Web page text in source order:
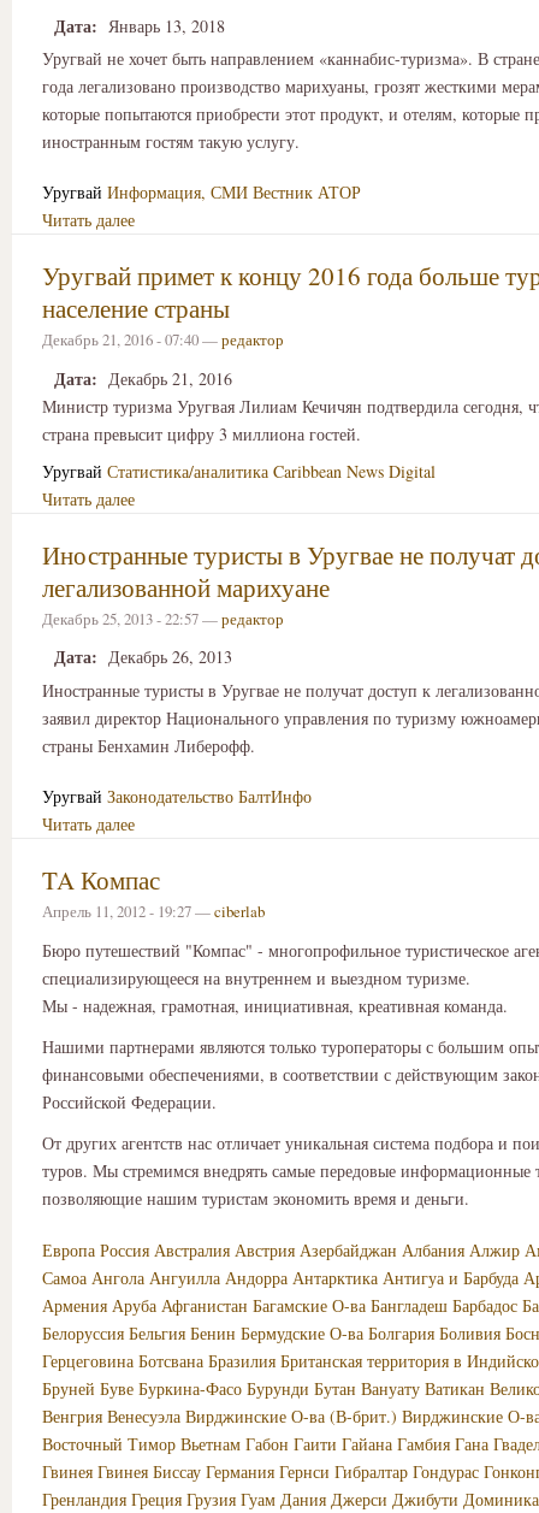
Дата: Январь 13, 2018
Уругвай не хочет быть направлением «каннабис-туризма». В
года легализовано производство марихуаны, грозят жесткими
которые попытаются приобрести этот продукт, и отелям, которые
иностранным гостям такую услугу.
Уругвай Информация, СМИ Вестник АТОР
Читать далее
Уругвай примет к концу 2016 года больше
население страны
Декабрь 21, 2016 - 07:40 —редактор
Дата: Декабрь 21, 2016
Министр туризма Уругвая Лилиам Кечичян подтвердила сегодня,
страна превысит цифру 3 миллиона гостей.
Уругвай Статистика/аналитика Caribbean News Digital
Читать далее
Иностранные туристы в Уругвае не получат
легализованной марихуане
Декабрь 25, 2013 - 22:57 —редактор
Дата: Декабрь 26, 2013
Иностранные туристы в Уругвае не получат доступ к
заявил директор Национального управления по туризму
страны Бенхамин Либерофф.
Уругвай Законодательство БалтИнфо
Читать далее
TA Компас
Апрель 11, 2012 - 19:27 —ciberlab
Бюро путешествий "Компас" - многопрофильное туристическое
специализирующееся на внутреннем и выездном туризме.
Мы - надежная, грамотная, инициативная, креативная команда.
Нашими партнерами являются только туроператоры с большим
финансовыми обеспечениями, в соответствии с действующим
Российской Федерации.
От других агентств нас отличает уникальная система подбора и
туров. Мы стремимся внедрять самые передовые информационные
позволяющие нашим туристам экономить время и деньги.
Европа Россия Австралия Австрия Азербайджан Албания Алжир
Самоа Ангола Ангуилла Андорра Антарктика Антигуа и Барбуда
Армения Аруба Афганистан Багамские О-ва Бангладеш Барбадос
Белоруссия Бельгия Бенин Бермудские О-ва Болгария Боливия
Герцеговина Ботсвана Бразилия Британская территория в
Бруней Буве Буркина-Фасо Бурунди Бутан Вануату Ватикан
Венгрия Венесуэла Вирджинские О-ва (В-брит.) Вирджинские О-
Восточный Тимор Вьетнам Габон Гаити Гайана Гамбия Гана
Гвинея Гвинея Биссау Германия Гернси Гибралтар Гондурас
Гренландия Греция Грузия Гуам Дания Джерси Джибути Доминика